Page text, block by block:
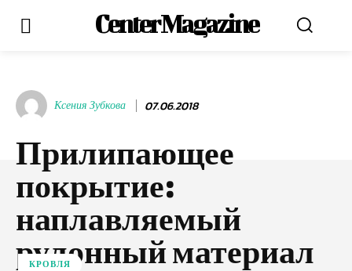
Center Magazine
Ксения Зубкова 07.06.2018
Прилипающее
покрытие:
наплавляемый
рулонный материал
КРОВЛЯ